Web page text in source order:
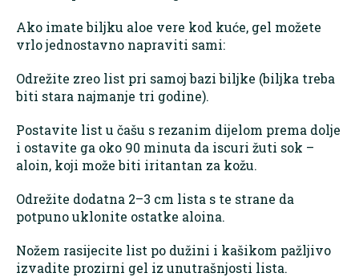
Ako imate biljku aloe vere kod kuće, gel možete
vrlo jednostavno napraviti sami:
Odrežite zreo list pri samoj bazi biljke (biljka treba
biti stara najmanje tri godine).
Postavite list u čašu s rezanim dijelom prema dolje
i ostavite ga oko 90 minuta da iscuri žuti sok –
aloin, koji može biti iritantan za kožu.
Odrežite dodatna 2–3 cm lista s te strane da
potpuno uklonite ostatke aloina.
Nožem rasijecite list po dužini i kašikom pažljivo
izvadite prozirni gel iz unutrašnjosti lista.